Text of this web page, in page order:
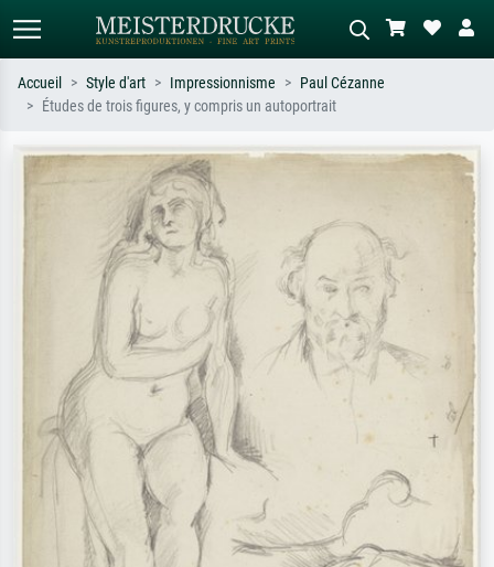
Recherchez par artiste, titre ou style –
ex. Monet, Nuit étoilée,
impressionnisme, vague de Hokusai,
nu.
Décrivez la scène – ex. prairie verte,
arbre.
Accueil Style d'art Impressionnisme
Paul Cézanne
Études de trois figures, y compris un autoportrait